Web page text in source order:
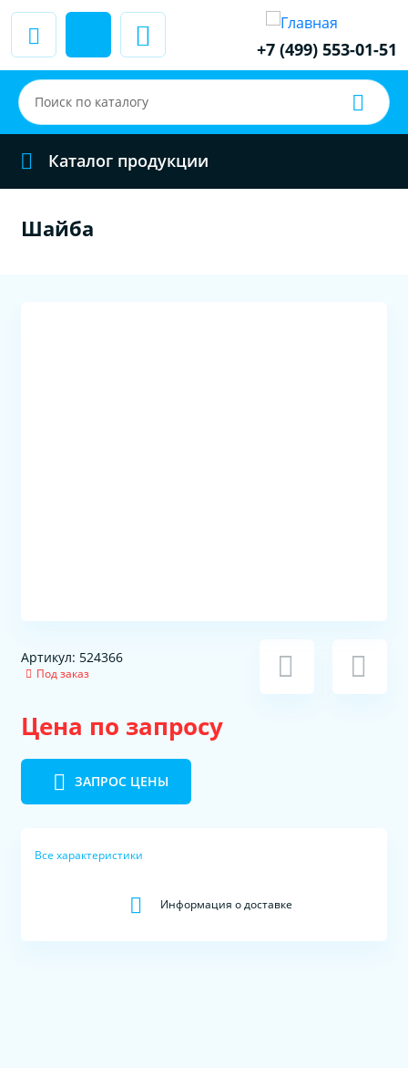
+7 (499) 553-01-51
Каталог продукции
Шайба
Артикул: 524366
Под заказ
Цена по запросу
ЗАПРОС ЦЕНЫ
Все характеристики
Информация о доставке